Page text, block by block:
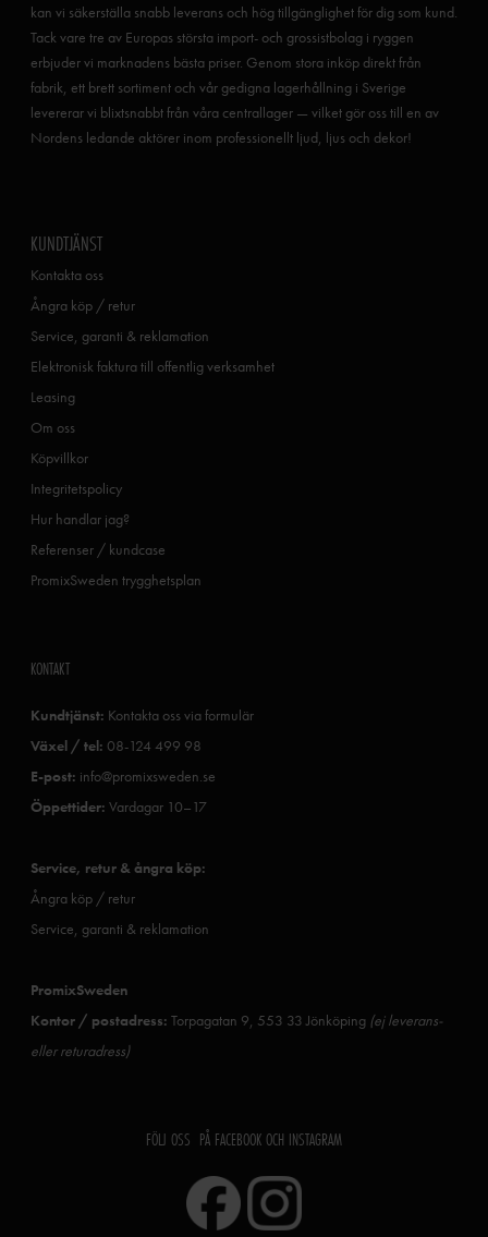
kan vi säkerställa snabb leverans och hög tillgänglighet för dig som kund.
Tack vare tre av Europas största import- och grossistbolag i ryggen
erbjuder vi marknadens bästa priser. Genom stora inköp direkt från
fabrik, ett brett sortiment och vår gedigna lagerhållning i Sverige
levererar vi blixtsnabbt från våra centrallager — vilket gör oss till en av
Nordens ledande aktörer inom professionellt ljud, ljus och dekor!
KUNDTJÄNST
Kontakta oss
Ångra köp / retur
Service, garanti & reklamation
Elektronisk faktura till offentlig verksamhet
Leasing
Om oss
Köpvillkor
Integritetspolicy
Hur handlar jag?
Referenser / kundcase
PromixSweden trygghetsplan
KONTAKT
Kundtjänst: Kontakta oss via formulär
Växel / tel: 08-124 499 98
E-post: info@promixsweden.se
Öppettider: Vardagar 10–17
Service, retur & ångra köp:
Ångra köp / retur
Service, garanti & reklamation
PromixSweden
Kontor / postadress: Torpagatan 9, 553 33 Jönköping (ej leverans-
eller returadress)
FÖLJ OSS PÅ FACEBOOK OCH INSTAGRAM